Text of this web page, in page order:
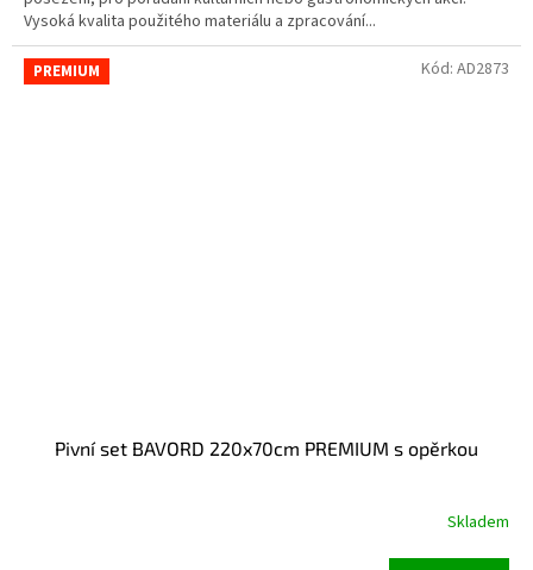
Vysoká kvalita použitého materiálu a zpracování...
PREMIUM
Pivní set BAVORD 220x70cm PREMIUM s opěrkou
Skladem
Kód: AD2873